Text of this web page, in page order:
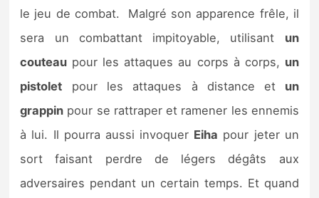
Bons plans
Guides
le jeu de combat. Malgré son apparence frêle, il
sera un combattant impitoyable, utilisant un
couteau pour les attaques au corps à corps, un
pistolet pour les attaques à distance et un
grappin pour se rattraper et ramener les ennemis
à lui. Il pourra aussi invoquer Eiha pour jeter un
sort faisant perdre de légers dégâts aux
adversaires pendant un certain temps. Et quand